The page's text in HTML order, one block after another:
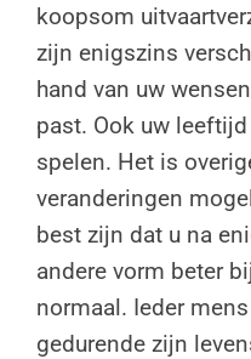
koopsom
zijn enigszins
hand van uw
past. Ook uw
spelen. Het is
veranderingen
best zijn dat u na
andere vorm beter
normaal. Ieder
gedurende zijn